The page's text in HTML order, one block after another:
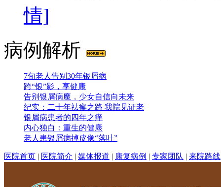
情]
病例解析
7旬老人告别30年银屑病
跨“银”影，享健康
告别银屑病魔，少女自信向未来
纪实：二十年祛癣之路 我院见证老
银屑病患者的四年之痒
内心独白：重生的健康
老人患银屑病掉皮像“落叶”
医院首页 | 医院简介 | 媒体报道 | 康复病例 | 专家团队 | 来院路线